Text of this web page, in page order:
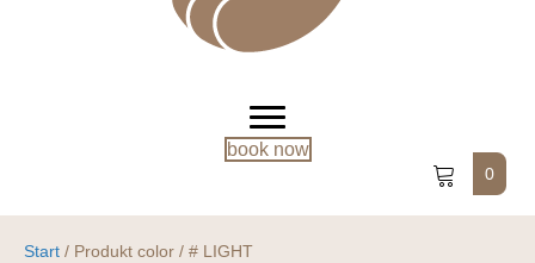
book now
0
Start / Produkt color / # LIGHT